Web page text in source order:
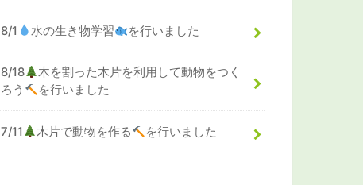
8/1 水の生き物学習 を行いました
8/18
木を割った木片を利用して動物をつく
ろう
を行いました
7/11 木片で動物を作る を行いました